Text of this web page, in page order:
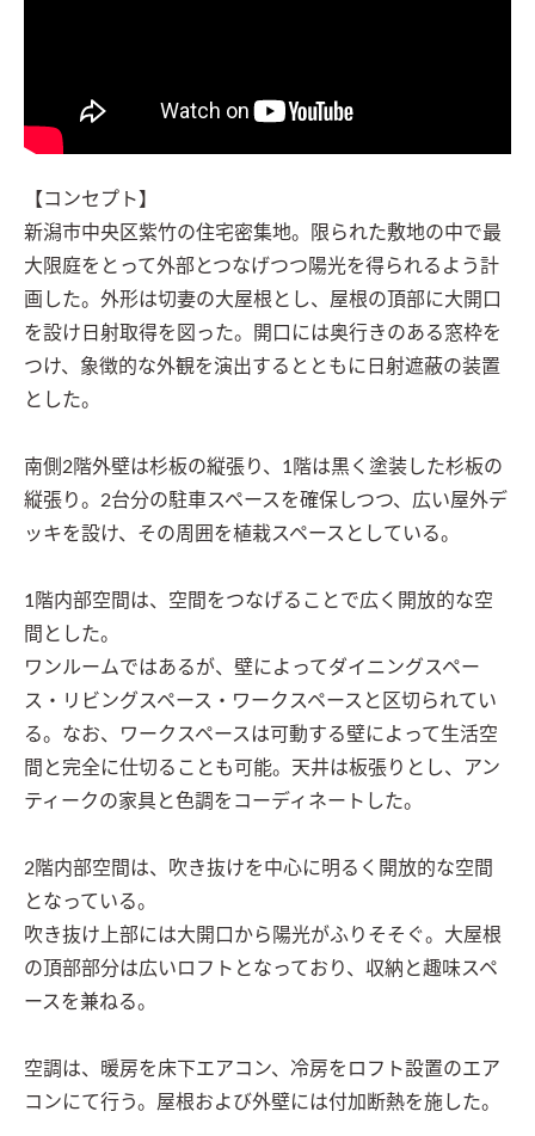
【コンセプト】
新潟市中央区紫竹の住宅密集地。限られた敷地の中で最
大限庭をとって外部とつなげつつ陽光を得られるよう計
画した。外形は切妻の大屋根とし、屋根の頂部に大開口
を設け日射取得を図った。開口には奥行きのある窓枠を
つけ、象徴的な外観を演出するとともに日射遮蔽の装置
とした。
南側2階外壁は杉板の縦張り、1階は黒く塗装した杉板の
縦張り。2台分の駐車スペースを確保しつつ、広い屋外デ
ッキを設け、その周囲を植栽スペースとしている。
1階内部空間は、空間をつなげることで広く開放的な空
間とした。
ワンルームではあるが、壁によってダイニングスペー
ス・リビングスペース・ワークスペースと区切られてい
る。なお、ワークスペースは可動する壁によって生活空
間と完全に仕切ることも可能。天井は板張りとし、アン
ティークの家具と色調をコーディネートした。
2階内部空間は、吹き抜けを中心に明るく開放的な空間
となっている。
吹き抜け上部には大開口から陽光がふりそそぐ。大屋根
の頂部部分は広いロフトとなっており、収納と趣味スペ
ースを兼ねる。
空調は、暖房を床下エアコン、冷房をロフト設置のエア
コンにて行う。屋根および外壁には付加断熱を施した。